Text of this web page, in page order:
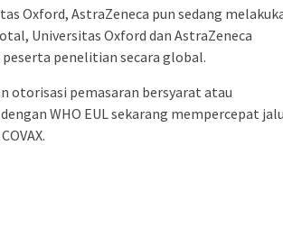
Oxford, AstraZeneca pun sedang
Universitas Oxford dan AstraZeneca
penelitian secara global.
otorisasi pemasaran bersyarat atau
WHO EUL sekarang mempercepat